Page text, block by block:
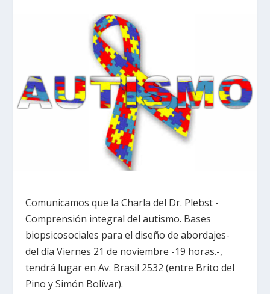
Comunicamos que la Charla del Dr. Plebst -
Comprensión integral del autismo. Bases
biopsicosociales para el diseño de abordajes-
del día Viernes 21 de noviembre -19 horas.-,
tendrá lugar en Av. Brasil 2532 (entre Brito del
Pino y Simón Bolívar).